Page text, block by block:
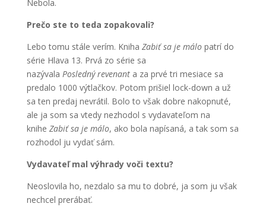
Nebola.
Prečo ste to teda zopakovali?
Lebo tomu stále verím. Kniha Zabiť sa je málopatrí do
série Hlava 13. Prvá zo série sa
nazývala Posledný revenanta za prvé tri mesiace sa
predalo 1000 výtlačkov. Potom prišiel lock-down a už
sa ten predaj nevrátil. Bolo to však dobre nakopnuté,
ale ja som sa vtedy nezhodol s vydavateľom na
knihe Zabiť sa je málo, ako bola napísaná, a tak som sa
rozhodol ju vydať sám.
Vydavateľ mal výhrady voči textu?
Neoslovila ho, nezdalo sa mu to dobré, ja som ju však
nechcel prerábať.